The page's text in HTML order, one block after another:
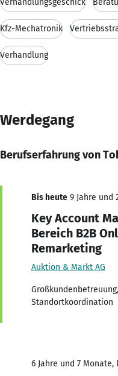
Kfz-Mechatronik
Verhandlung
Werdegang
Berufserfahrung von
Bis heute 9 Jahre und
Key Account
Bereich B2B
Remarketing
Auktion & Markt AG
Standortkoordination
6 Jahre und 7 Monate,